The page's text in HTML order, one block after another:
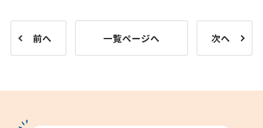
前へ 一覧ページへ 次へ